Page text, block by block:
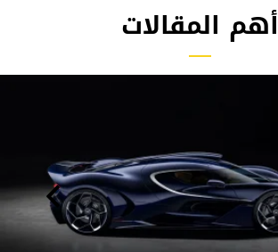
أهم المقالات